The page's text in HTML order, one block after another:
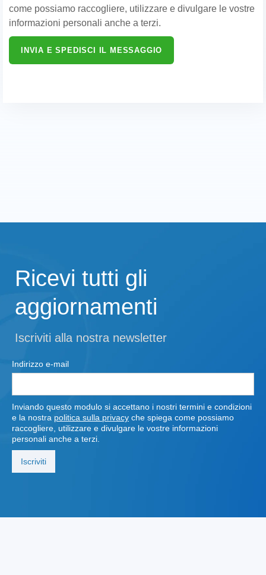
come possiamo raccogliere, utilizzare e divulgare le vostre
informazioni personali anche a terzi.
Ricevi tutti gli
aggiornamenti
Iscriviti alla nostra newsletter
Indirizzo e-mail
Inviando questo modulo si accettano i nostri termini e condizioni
e la nostra politica sulla privacy che spiega come possiamo
raccogliere, utilizzare e divulgare le vostre informazioni
personali anche a terzi.